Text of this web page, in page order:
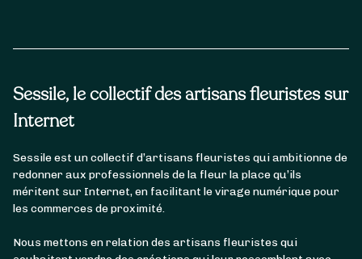
Sessile, le collectif des artisans fleuristes sur
Internet
Sessile est un collectif d’artisans fleuristes qui ambitionne de
redonner aux professionnels de la fleur la place qu’ils
méritent sur Internet, en facilitant le virage numérique pour
les commerces de proximité.
Nous mettons en relation des artisans fleuristes qui